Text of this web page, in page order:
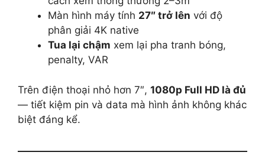
Màn hình máy tính 27″ trở lên với độ
phân giải 4K native
Tua lại chậm xem lại pha tranh bóng,
penalty, VAR
Trên điện thoại nhỏ hơn 7″, 1080p Full HD là đủ
— tiết kiệm pin và data mà hình ảnh không khác
biệt đáng kể.